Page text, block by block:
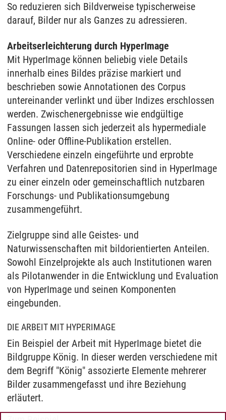
So reduzieren sich Bildverweise typischerweise
darauf, Bilder nur als Ganzes zu adressieren.
Arbeitserleichterung durch HyperImage
Mit HyperImage können beliebig viele Details
innerhalb eines Bildes präzise markiert und
beschrieben sowie Annotationen des Corpus
untereinander verlinkt und über Indizes erschlossen
werden. Zwischenergebnisse wie endgültige
Fassungen lassen sich jederzeit als hypermediale
Online- oder Offline-Publikation erstellen.
Verschiedene einzeln eingeführte und erprobte
Verfahren und Datenrepositorien sind in HyperImage
zu einer einzeln oder gemeinschaftlich nutzbaren
Forschungs- und Publikationsumgebung
zusammengeführt.
Zielgruppe sind alle Geistes- und
Naturwissenschaften mit bildorientierten Anteilen.
Sowohl Einzelprojekte als auch Institutionen waren
als Pilotanwender in die Entwicklung und Evaluation
von HyperImage und seinen Komponenten
eingebunden.
DIE ARBEIT MIT HYPERIMAGE
Ein Beispiel der Arbeit mit HyperImage bietet die
Bildgruppe König. In dieser werden verschiedene mit
dem Begriff "König" assozierte Elemente mehrerer
Bilder zusammengefasst und ihre Beziehung
erläutert.